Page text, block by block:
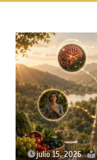
julio 13, 2026